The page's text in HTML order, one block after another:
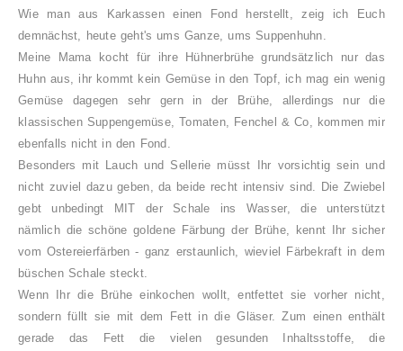
Wie man aus Karkassen einen Fond herstellt, zeig ich Euch
demnächst, heute geht's ums Ganze, ums Suppenhuhn.
Meine Mama kocht für ihre Hühnerbrühe grundsätzlich nur das
Huhn aus, ihr kommt kein Gemüse in den Topf, ich mag ein wenig
Gemüse dagegen sehr gern in der Brühe, allerdings nur die
klassischen Suppengemüse, Tomaten, Fenchel & Co, kommen mir
ebenfalls nicht in den Fond.
Besonders mit Lauch und Sellerie müsst Ihr vorsichtig sein und
nicht zuviel dazu geben, da beide recht intensiv sind. Die Zwiebel
gebt unbedingt MIT der Schale ins Wasser, die unterstützt
nämlich die schöne goldene Färbung der Brühe, kennt Ihr sicher
vom Ostereierfärben - ganz erstaunlich, wieviel Färbekraft in dem
büschen Schale steckt.
Wenn Ihr die Brühe einkochen wollt, entfettet sie vorher nicht,
sondern füllt sie mit dem Fett in die Gläser. Zum einen enthält
gerade das Fett die vielen gesunden Inhaltsstoffe, die